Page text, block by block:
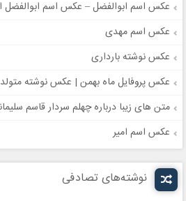
عکس اسم ابوالفضل – عکس اسم ابوالفضل
عکس اسم مهدی
عکس نوشته بارداری
عکس پروفایل ماه بهمن | عکس نوشته
متن های زیبا درباره چهلم سردار قاسم
عکس اسم امیر
نوشته‌های تصادفی